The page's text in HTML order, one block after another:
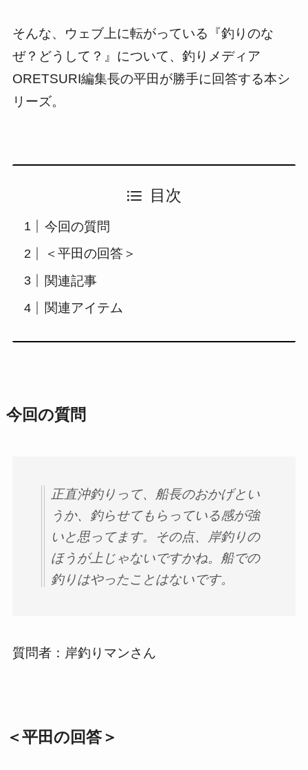
そんな、ウェブ上に転がっている『釣りのな
ぜ？どうして？』について、釣りメディア
ORETSURI編集長の平田が勝手に回答する本シ
リーズ。
目次
今回の質問
＜平田の回答＞
関連記事
関連アイテム
今回の質問
正直沖釣りって、船長のおかげとい
うか、釣らせてもらっている感が強
いと思ってます。その点、岸釣りの
ほうが上じゃないですかね。船での
釣りはやったことはないです。
質問者：岸釣りマンさん
＜平田の回答＞